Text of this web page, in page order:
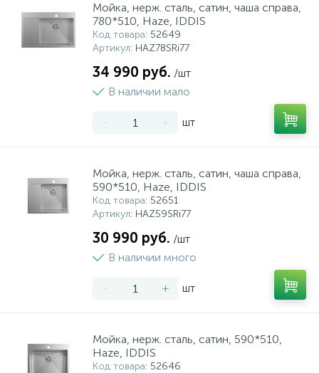
Мойка, нерж. сталь, сатин, чаша справа,
780*510, Haze, IDDIS
Код товара: 52649
Артикул: HAZ78SRi77
34 990 руб. /шт
В наличии мало
- + шт
Мойка, нерж. сталь, сатин, чаша справа,
590*510, Haze, IDDIS
Код товара: 52651
Артикул: HAZ59SRi77
30 990 руб. /шт
В наличии много
- + шт
Мойка, нерж. сталь, сатин, 590*510,
Haze, IDDIS
Код товара: 52646